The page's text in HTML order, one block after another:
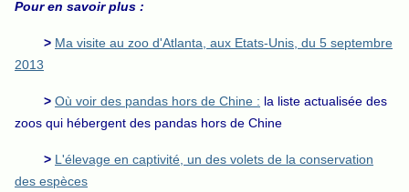
Pour en savoir plus :
> Ma visite au zoo d'Atlanta, aux Etats-Unis, du 5 septembre
2013
> Où voir des pandas hors de Chine : la liste actualisée des
zoos qui hébergent des pandas hors de Chine
> L'élevage en captivité, un des volets de la conservation
des espèces